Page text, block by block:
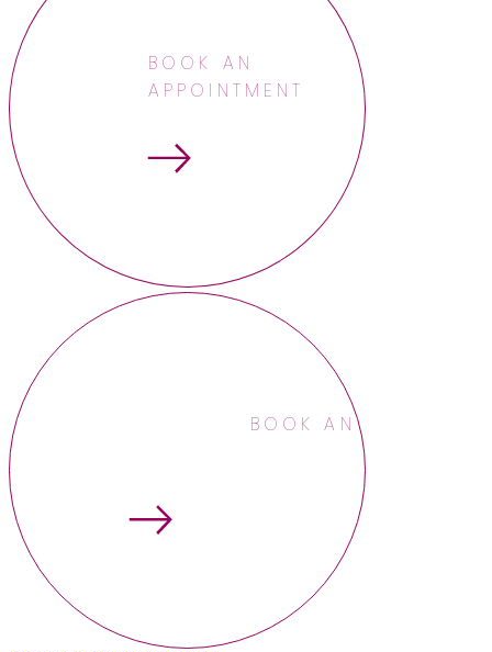
BOOK AN
APPOINTMENT
BOOK AN